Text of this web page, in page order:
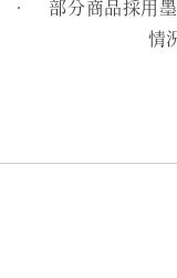
• 部分商品採用墨
情